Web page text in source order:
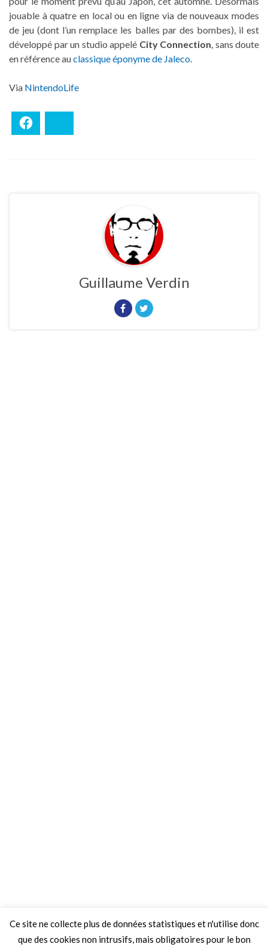
jouable à quatre en local ou en ligne via de nouveaux modes
de jeu (dont l’un remplace les balles par des bombes), il est
développé par un studio appelé City Connection , sans doute
en référence auclassique éponyme de Jaleco
Via NintendoLife
Guillaume Verdin
Ce site ne collecte plus de données statistiques et n'utilise donc
que des cookies non intrusifs, mais obligatoires pour le bon